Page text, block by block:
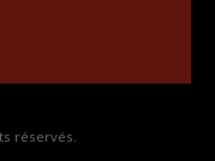
réservés.